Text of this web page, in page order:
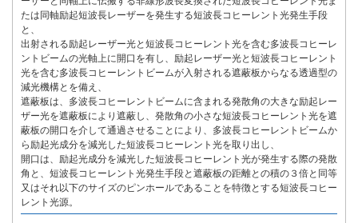
たは同軸励起短波長レーザーを発生する短波長コヒーレント光発生手段
と、
出射される励起レーザー光と短波長コヒーレント光を含む多波長コヒーレ
ントビームの光軸上に開口を有し、励起レーザー光と短波長コヒーレント
光を含む多波長コヒーレントビームが入射される遮蔽板からなる透過型の
減光機構とを備え、
遮蔽板は、多波長コヒーレントビームに含まれる発散角の大きな励起レー
ザー光を遮蔽板により遮蔽し、発散角の小さな短波長コヒーレント光を遮
蔽板の開口を介して通過させることにより、多波長コヒーレントビームか
ら励起光成分を減光した短波長コヒーレント光を取り出し、
開口は、励起光成分を減光した短波長コヒーレント光が発生する際の発散
角と、短波長コヒーレント光発生手段と遮蔽板の距離との積の３倍と同等
又はそれ以下のサイズのピンホールであることを特徴とする短波長コヒー
レント光源。